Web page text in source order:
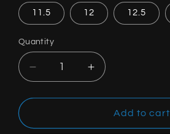
11.5 12 12.5
Quantity
Quantity
Decrease
quantity
for
BOOST
Increase
quantity
for
YEEZY
BOOST
Add to cart